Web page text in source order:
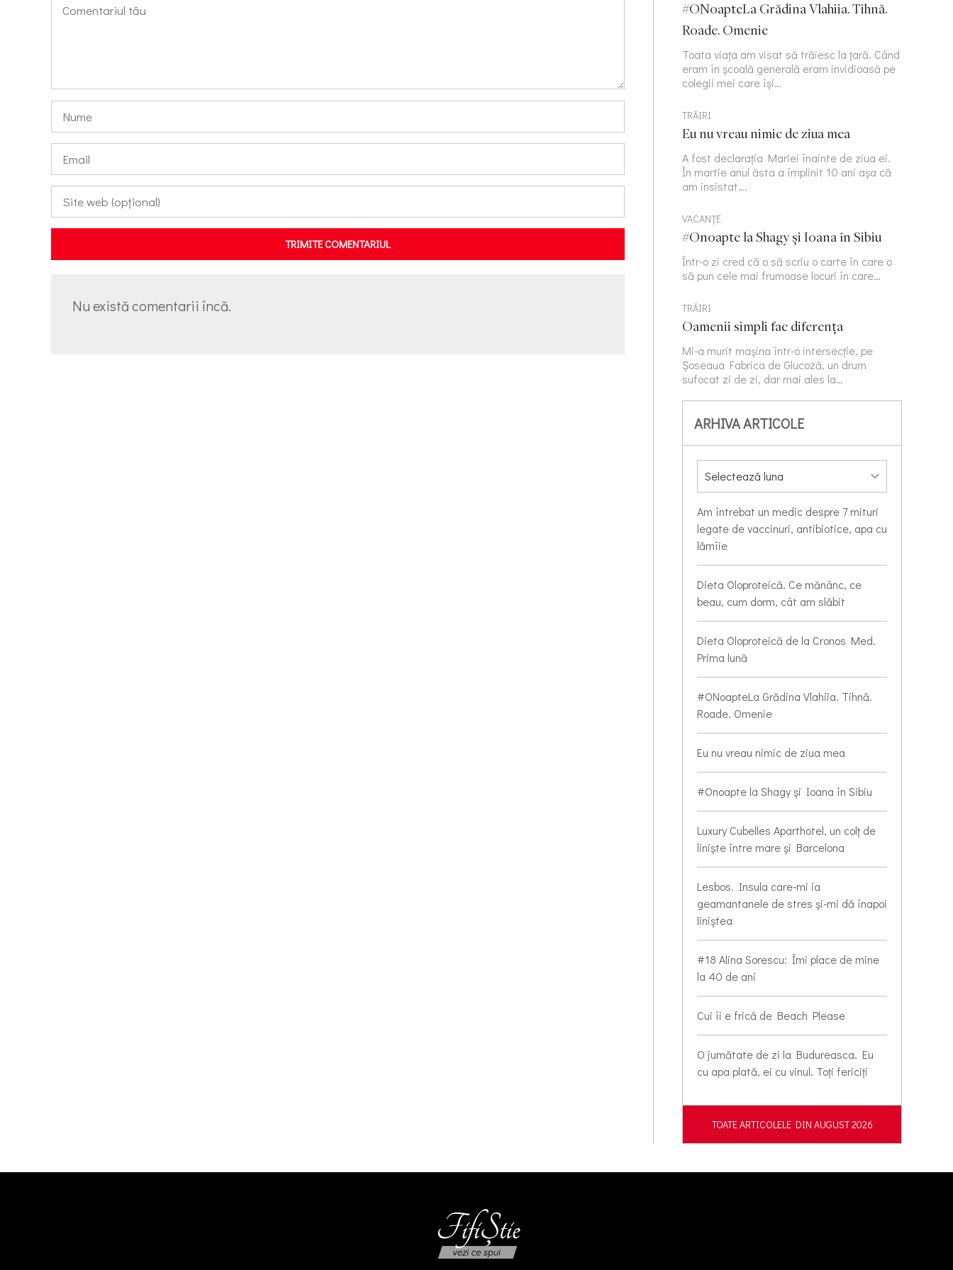
TRIMITE COMENTARIUL
Nu există comentarii încă.
#ONoapteLa Grădina Vlahiia. Tihnă.
Roade. Omenie
Toata viața am visat să trăiesc la țară. Când
eram în școală generală eram invidioasă pe
colegii mei care își…
TRĂIRI
Eu nu vreau nimic de ziua mea
A fost declarația Mariei înainte de ziua ei.
În martie anul ăsta a împlinit 10 ani așa că
am insistat….
VACANȚE
#Onoapte la Shagy și Ioana în Sibiu
Într-o zi cred că o să scriu o carte în care o
să pun cele mai frumoase locuri în care…
TRĂIRI
Oamenii simpli fac diferența
Mi-a murit mașina într-o intersecție, pe
Șoseaua Fabrica de Glucoză, un drum
sufocat zi de zi, dar mai ales la…
ARHIVA ARTICOLE
Am întrebat un medic despre 7 mituri
legate de vaccinuri, antibiotice, apa cu
lămîie
Dieta Oloproteică. Ce mănânc, ce
beau, cum dorm, cât am slăbit
Dieta Oloproteică de la Cronos Med.
Prima lună
#ONoapteLa Grădina Vlahiia. Tihnă.
Roade. Omenie
Eu nu vreau nimic de ziua mea
#Onoapte la Shagy și Ioana în Sibiu
Luxury Cubelles Aparthotel, un colț de
liniște între mare și Barcelona
Lesbos. Insula care-mi ia
geamantanele de stres și-mi dă înapoi
liniștea
#18 Alina Sorescu: Îmi place de mine
la 40 de ani
Cui îi e frică de Beach Please
O jumătate de zi la Budureasca. Eu
cu apa plată, ei cu vinul. Toți fericiți
TOATE ARTICOLELE DIN AUGUST 2026